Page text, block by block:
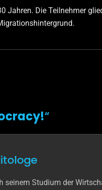
Jahren. Die Teilnehmer
“
seinem Studium der